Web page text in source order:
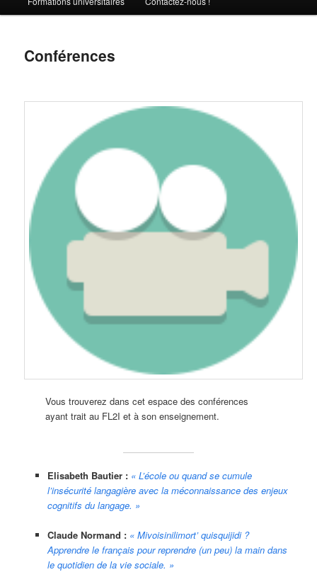
Conférences
Vous trouverez dans cet espace des conférences
ayant trait au FL2I et à son enseignement.
Elisabeth Bautier : « L’école ou quand se cumule
l’insécurité langagière avec la méconnaissance des enjeux
cognitifs du langage. »
Claude Normand : « Mivoisinilimort’ quisquijidi ?
Apprendre le français pour reprendre (un peu) la main dans
le quotidien de la vie sociale. »